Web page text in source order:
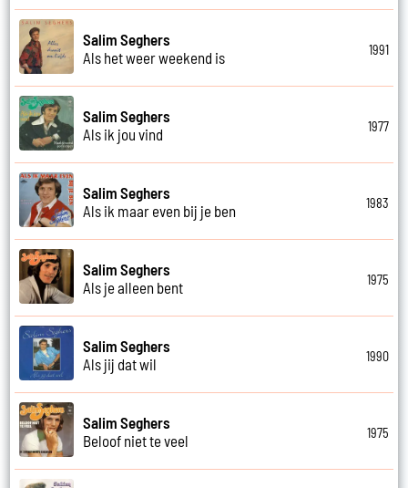
Salim Seghers
Als het weer weekend is
1991
Salim Seghers
Als ik jou vind
1977
Salim Seghers
Als ik maar even bij je ben
1983
Salim Seghers
Als je alleen bent
1975
Salim Seghers
Als jij dat wil
1990
Salim Seghers
Beloof niet te veel
1975